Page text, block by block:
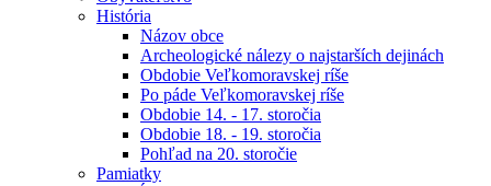
História
Názov obce
Archeologické nálezy o najstarších dejinách
Obdobie Veľkomoravskej ríše
Po páde Veľkomoravskej ríše
Obdobie 14. - 17. storočia
Obdobie 18. - 19. storočia
Pohľad na 20. storočie
Pamiatky